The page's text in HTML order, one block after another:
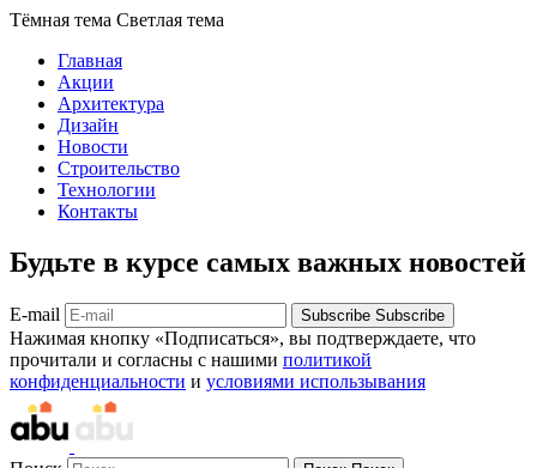
Тёмная тема Светлая тема
Главная
Акции
Архитектура
Дизайн
Новости
Строительство
Технологии
Контакты
Будьте в курсе самых важных новостей
E-mail Subscribe Subscribe
Нажимая кнопку «Подписаться», вы подтверждаете, что
прочитали и согласны с нашими политикой
конфиденциальности и условиями использывания